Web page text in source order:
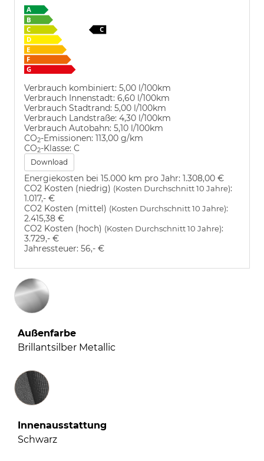
Verbrauch kombiniert: 5,00 l/100km
Verbrauch Innenstadt: 6,60 l/100km
Verbrauch Stadtrand: 5,00 l/100km
Verbrauch Landstraße: 4,30 l/100km
Verbrauch Autobahn: 5,10 l/100km
CO2-Emissionen: 113,00 g/km
CO2-Klasse: C
Download
Energiekosten bei 15.000 km pro Jahr: 1.308,00 €
CO2 Kosten (niedrig) (Kosten Durchschnitt 10 Jahre):
1.017,- €
CO2 Kosten (mittel) (Kosten Durchschnitt 10 Jahre):
2.415,38 €
CO2 Kosten (hoch) (Kosten Durchschnitt 10 Jahre):
3.729,- €
Jahressteuer: 56,- €
Außenfarbe
Brillantsilber Metallic
Innenausstattung
Innenausstattung
Schwarz